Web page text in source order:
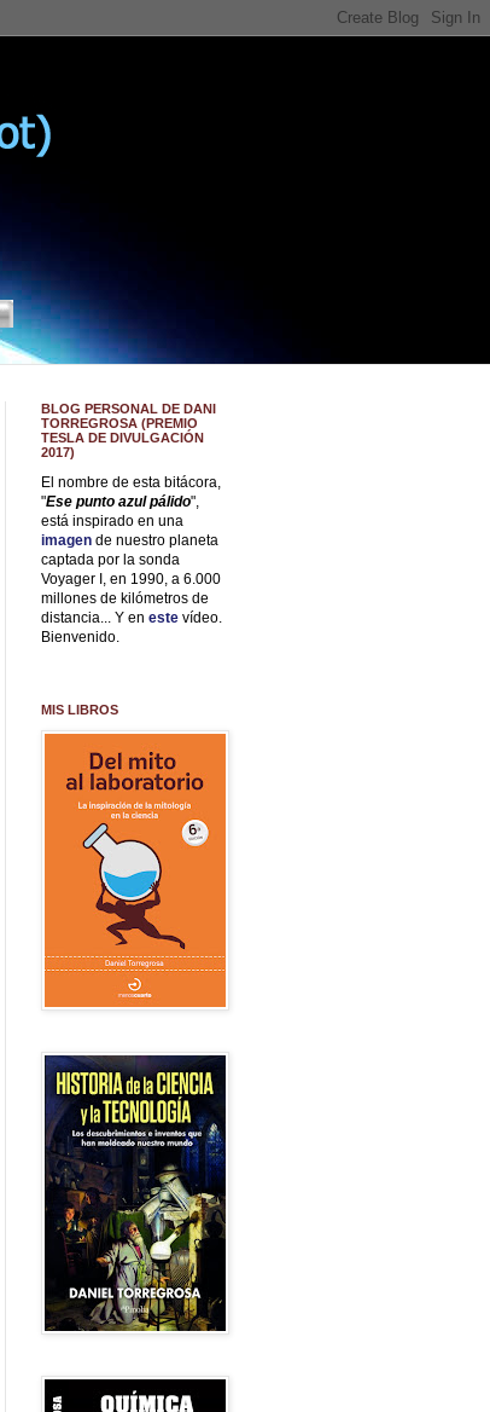
BLOG PERSONAL DE DANI
TORREGROSA (PREMIO
TESLA DE DIVULGACIÓN
2017)
El nombre de esta bitácora,
"Ese punto azul pálido",
está inspirado en una
imagen de nuestro planeta
captada por la sonda
Voyager I, en 1990, a 6.000
millones de kilómetros de
distancia... Y en este vídeo.
Bienvenido.
MIS LIBROS